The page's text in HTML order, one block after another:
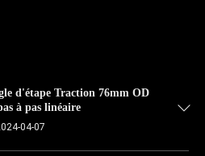
d'étape Traction 76mm OD
à pas linéaire
04-07